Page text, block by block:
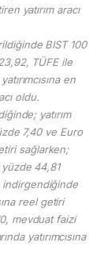
yatırım aracı
BIST 100
TÜFE ile
en
oldu.
yatırım
7,40 ve Euro
sağlarken;
44,81
indirgendiğinde
reel getiri
mevduat faizi
yatırımcısına